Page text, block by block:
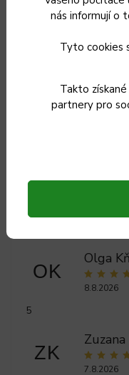
nás informují o
Tyto cookies
Takto
partnery pro
Dřevěná medonoska
16 Kč bez DPH
OK
Olga
8.8.2026
5
ZK
7.8.2026